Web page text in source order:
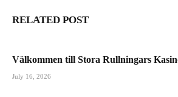
RELATED POST
Välkommen till Stora Rullningars
July 16, 2026